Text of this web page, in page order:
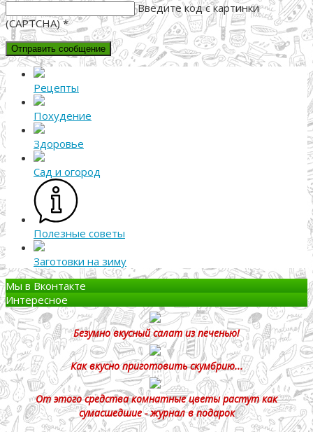
Введите код с картинки
(CAPTCHA)*
Рецепты
Похудение
Здоровье
Сад и огород
Полезные советы
Заготовки на зиму
Мы в Вконтакте
Интересное
Безумно вкусный салат из печенью!
Как вкусно приготовить скумбрию...
От этого средства комнатные цветы растут как
сумасшедшие - журнал в подарок